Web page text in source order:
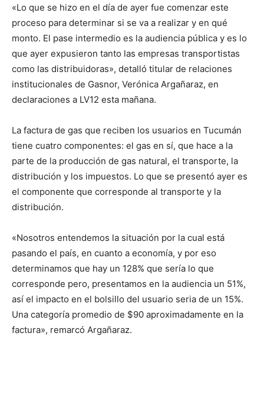
«Lo que se hizo en el día de ayer fue comenzar este
proceso para determinar si se va a realizar y en qué
monto. El pase intermedio es la audiencia pública y es lo
que ayer expusieron tanto las empresas transportistas
como las distribuidoras», detalló titular de relaciones
institucionales de Gasnor, Verónica Argañaraz, en
declaraciones a LV12 esta mañana.
La factura de gas que reciben los usuarios en Tucumán
tiene cuatro componentes: el gas en sí, que hace a la
parte de la producción de gas natural, el transporte, la
distribución y los impuestos. Lo que se presentó ayer es
el componente que corresponde al transporte y la
distribución.
«Nosotros entendemos la situación por la cual está
pasando el país, en cuanto a economía, y por eso
determinamos que hay un 128% que sería lo que
corresponde pero, presentamos en la audiencia un 51%,
así el impacto en el bolsillo del usuario seria de un 15%.
Una categoría promedio de $90 aproximadamente en la
factura», remarcó Argañaraz.